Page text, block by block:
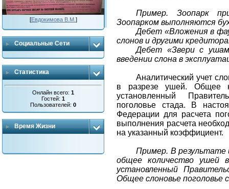
[Евдокимова В.М. ]
Социальные Сети
Статистика
Онлайн всего:1
Гостей:1
Пользователей:0
Время Жизни
Пример. Зоопарк
Зоопарком выполняются
Дебет «Вложения в
слонов и другими
Дебет «Звери с
введении слона в
Аналитический учет
в разрезе ушей. Общее
установленный
поголовье стада. В
Федерации для расчета
выполнения расчета
на указанный коэффициент.
Пример. В результате
общее количество ушей
установленный
Общее слоновье поголовье